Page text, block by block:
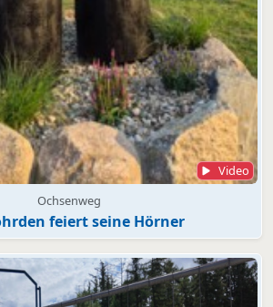
Video
Ochsenweg
feiert seine Hörner